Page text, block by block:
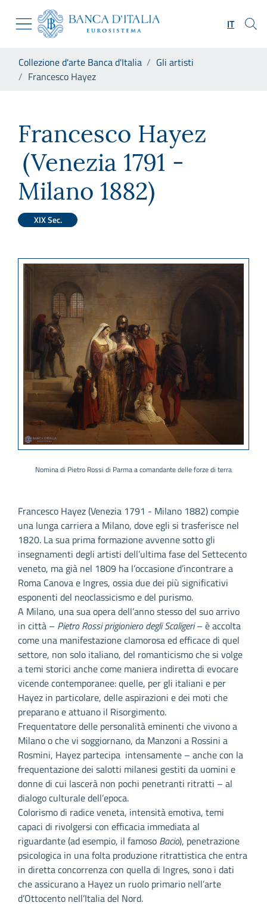
Skip to Main Content
Vai al sito istituzionale
Vai al menu di navigazione
Vai alla ricerca
Vai al footer
IT
Collezione d'arte Banca d'Italia
Gli artisti
Francesco Hayez
Francesco Hayez
(Venezia 1791 -
Milano 1882)
XIX Sec.
Nomina di Pietro Rossi di Parma a comandante delle forze di terra
Francesco Hayez (Venezia 1791 - Milano 1882) compie
una lunga carriera a Milano, dove egli si trasferisce nel
1820. La sua prima formazione avvenne sotto gli
insegnamenti degli artisti dell’ultima fase del Settecento
veneto, ma già nel 1809 ha l’occasione d’incontrare a
Roma Canova e Ingres, ossia due dei più significativi
esponenti del neoclassicismo e del purismo.
A Milano, una sua opera dell’anno stesso del suo arrivo
in città – Pietro Rossi prigioniero degli Scaligeri– è accolta
come una manifestazione clamorosa ed efficace di quel
settore, non solo italiano, del romanticismo che si volge
a temi storici anche come maniera indiretta di evocare
vicende contemporanee: quelle, per gli italiani e per
Hayez in particolare, delle aspirazioni e dei moti che
preparano e attuano il Risorgimento.
Frequentatore delle personalità eminenti che vivono a
Milano o che vi soggiornano, da Manzoni a Rossini a
Rosmini, Hayez partecipa intensamente – anche con la
frequentazione dei salotti milanesi gestiti da uomini e
donne di cui lascerà non pochi penetranti ritratti – al
dialogo culturale dell’epoca.
Colorismo di radice veneta, intensità emotiva, temi
capaci di rivolgersi con efficacia immediata al
riguardante (ad esempio, il famoso Bacio), penetrazione
psicologica in una folta produzione ritrattistica che entra
in diretta concorrenza con quella di Ingres, sono i dati
che assicurano a Hayez un ruolo primario nell’arte
d’Ottocento nell’Italia del Nord.